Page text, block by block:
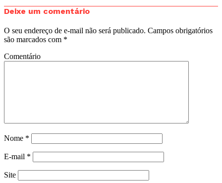
Deixe um comentário
O seu endereço de e-mail não será publicado. Campos obrigatórios
são marcados com *
Comentário
Nome *
E-mail *
Site